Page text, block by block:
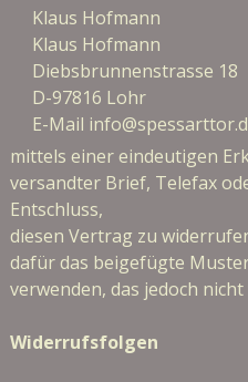
Klaus Hofmann
Klaus Hofmann
Diebsbrunnenstrasse 18
D-97816 Lohr
E-Mail
mittels einer eindeutigen
versandter Brief, Telefax
Entschluss,
diesen Vertrag zu
dafür das beigefügte
verwenden, das jedoch
Widerrufsfolgen